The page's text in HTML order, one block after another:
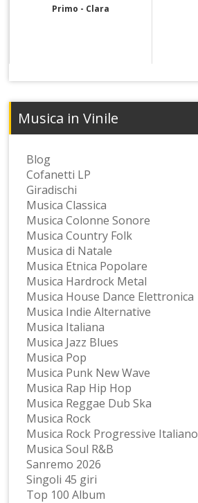
Primo - Clara
Musica in Vinile
Blog
Cofanetti LP
Giradischi
Musica Classica
Musica Colonne Sonore
Musica Country Folk
Musica di Natale
Musica Etnica Popolare
Musica Hardrock Metal
Musica House Dance Elettronica
Musica Indie Alternative
Musica Italiana
Musica Jazz Blues
Musica Pop
Musica Punk New Wave
Musica Rap Hip Hop
Musica Reggae Dub Ska
Musica Rock
Musica Rock Progressive Italiano
Musica Soul R&B
Sanremo 2026
Singoli 45 giri
Top 100 Album